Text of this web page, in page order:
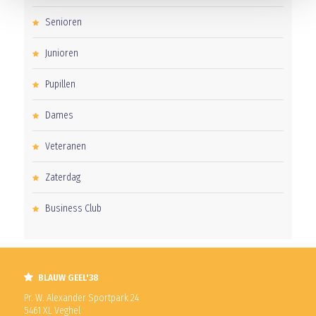
Senioren
Junioren
Pupillen
Dames
Veteranen
Zaterdag
Business Club
BLAUW GEEL'38
Pr. W. Alexander Sportpark 24
5461 XL Veghel